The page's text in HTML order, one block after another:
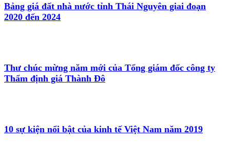
Bảng giá đất nhà nước tỉnh Thái Nguyên giai đoạn
2020 đến 2024
Thư chúc mừng năm mới của Tổng giám đốc công ty
Thẩm định giá Thành Đô
10 sự kiện nổi bật của kinh tế Việt Nam năm 2019